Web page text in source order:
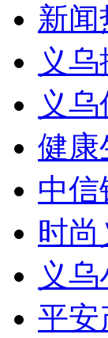
新闻
义
义
健康
中信
时尚
义
平安